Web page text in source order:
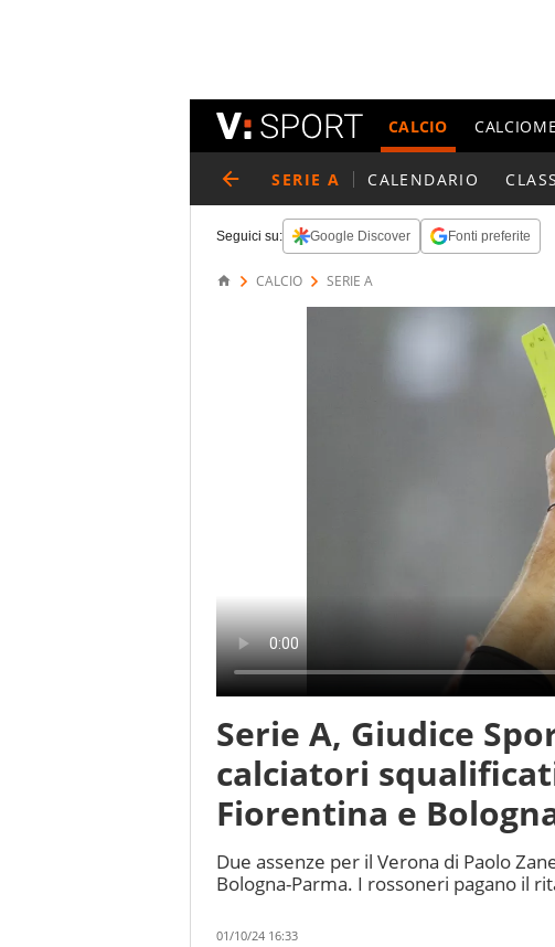
CALCIO
SERIE A CALENDARIO
Seguici su: Google Discover Fonti preferite
CALCIO SERIE A
Serie A, Giudice
calciatori
Fiorentina e
Due assenze per il Verona di Paolo
Bologna-Parma. I rossoneri pagano il
01/10/24 16:33